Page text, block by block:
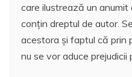
care ilustrează un anumit
conțin dreptul de autor.
acestora și faptul că prin
nu se vor aduce prejudicii